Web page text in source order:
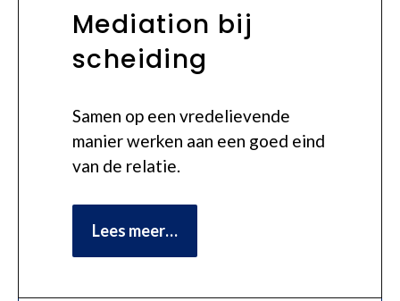
Mediation bij
scheiding
Samen op een vredelievende
manier werken aan een goed eind
van de relatie.
Lees meer…